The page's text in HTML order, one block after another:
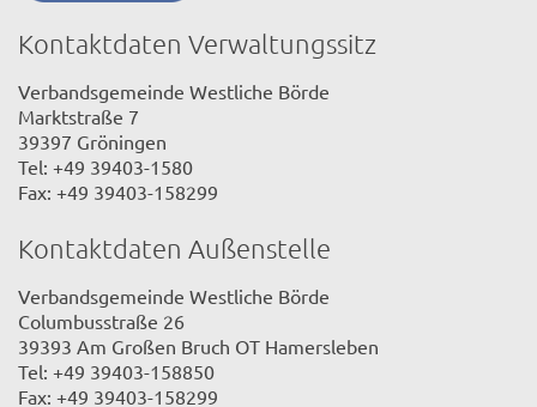
Kontaktdaten Verwaltungssitz
Verbandsgemeinde Westliche Börde
Marktstraße 7
39397 Gröningen
Tel: +49 39403-1580
Fax: +49 39403-158299
Kontaktdaten Außenstelle
Verbandsgemeinde Westliche Börde
Columbusstraße 26
39393 Am Großen Bruch OT Hamersleben
Tel: +49 39403-158850
Fax: +49 39403-158299